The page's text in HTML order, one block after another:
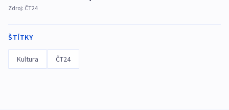
Zdroj: ČT24
ŠTÍTKY
Kultura ČT24